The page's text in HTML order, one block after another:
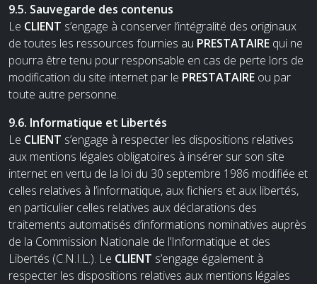
9.5. Sauvegarde des contenus
Le CLIENT s’engage à conserver l’intégralité des originaux
de toutes les ressources fournies au PRESTATAIRE qui ne
pourra être tenu pour responsable en cas de perte lors de
modification du site internet par le PRESTATAIRE ou par
toute autre personne.
9.6. Informatique et Libertés
Le CLIENT s’engage à respecter les dispositions relatives
aux mentions légales obligatoires à insérer sur son site
internet en vertu de la loi du 30 septembre 1986 modifiée et
celles relatives à l’informatique, aux fichiers et aux libertés,
en particulier celles relatives aux déclarations des
traitements automatisés d’informations nominatives auprès
de la Commission Nationale de l’Informatique et des
Libertés (C.N.I.L.). Le CLIENT s’engage également à
respecter les dispositions relatives aux mentions légales